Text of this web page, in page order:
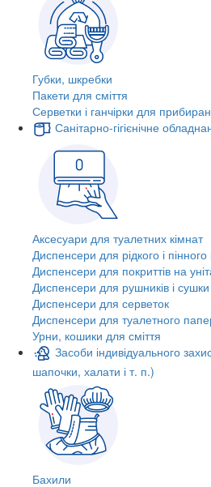
Губки, шкребки
Пакети для сміття
Серветки і ганчірки для
Санітарно-гігієнічне
Аксесуари для туалетних кімнат
Диспенсери для рідкого і
Диспенсери для покриттів на
Диспенсери для рушників і
Диспенсери для серветок
Диспенсери для туалетного
Урни, кошики для сміття
Засоби індивідуального
шапочки, халати і т. п.)
Бахили